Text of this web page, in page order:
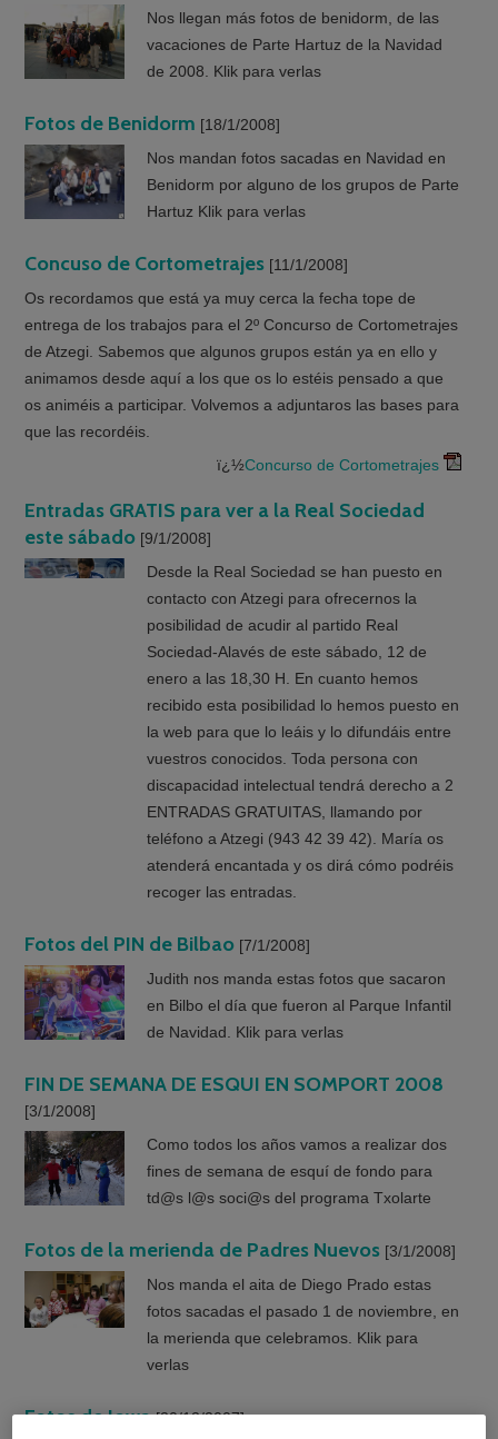
Nos llegan más fotos de benidorm, de las
vacaciones de Parte Hartuz de la Navidad
de 2008. Klik para verlas
Fotos de Benidorm [18/1/2008]
Nos mandan fotos sacadas en Navidad en
Benidorm por alguno de los grupos de Parte
Hartuz Klik para verlas
Concuso de Cortometrajes [11/1/2008]
Os recordamos que está ya muy cerca la fecha tope de
entrega de los trabajos para el 2º Concurso de Cortometrajes
de Atzegi. Sabemos que algunos grupos están ya en ello y
animamos desde aquí a los que os lo estéis pensado a que
os animéis a participar. Volvemos a adjuntaros las bases para
que las recordéis.
ï¿½Concurso de Cortometrajes
Entradas GRATIS para ver a la Real Sociedad
este sábado [9/1/2008]
Desde la Real Sociedad se han puesto en
contacto con Atzegi para ofrecernos la
posibilidad de acudir al partido Real
Sociedad-Alavés de este sábado, 12 de
enero a las 18,30 H. En cuanto hemos
recibido esta posibilidad lo hemos puesto en
la web para que lo leáis y lo difundáis entre
vuestros conocidos. Toda persona con
discapacidad intelectual tendrá derecho a 2
ENTRADAS GRATUITAS, llamando por
teléfono a Atzegi (943 42 39 42). María os
atenderá encantada y os dirá cómo podréis
recoger las entradas.
Fotos del PIN de Bilbao [7/1/2008]
Judith nos manda estas fotos que sacaron
en Bilbo el día que fueron al Parque Infantil
de Navidad. Klik para verlas
FIN DE SEMANA DE ESQUI EN SOMPORT 2008
[3/1/2008]
Como todos los años vamos a realizar dos
fines de semana de esquí de fondo para
td@s l@s soci@s del programa Txolarte
Fotos de la merienda de Padres Nuevos [3/1/2008]
Nos manda el aita de Diego Prado estas
fotos sacadas el pasado 1 de noviembre, en
la merienda que celebramos. Klik para
verlas
Fotos de Iowa[20/12/2007]